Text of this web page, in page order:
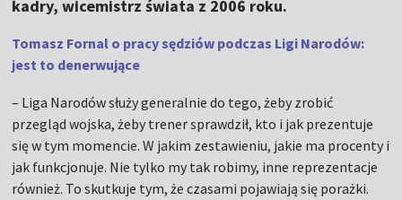
kadry, wicemistrz świata z 2006 roku.
Tomasz Fornal o pracy sędziów podczas Ligi Narodów:
jest to denerwujące
– Liga Narodów służy generalnie do tego, żeby zrobić
przegląd wojska, żeby trener sprawdził, kto i jak prezentuje
się w tym momencie. W jakim zestawieniu, jakie ma procenty i
jak funkcjonuje. Nie tylko my tak robimy, inne reprezentacje
również. To skutkuje tym, że czasami pojawiają się porażki.